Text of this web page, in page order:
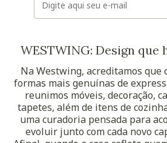
WESTWING: Design que
Na Westwing, acreditamos que
formas mais genuínas de
reunimos móveis, decoração,
tapetes, além de itens de
uma curadoria pensada para
evoluir junto com cada novo